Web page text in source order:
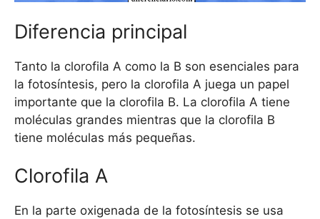
Diferencia principal
Tanto la clorofila A como la B son esenciales para
la fotosíntesis, pero la clorofila A juega un papel
importante que la clorofila B. La clorofila A tiene
moléculas grandes mientras que la clorofila B
tiene moléculas más pequeñas.
Clorofila A
En la parte oxigenada de la fotosíntesis se usa